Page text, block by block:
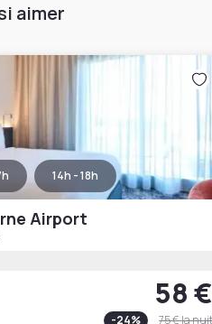
aimer
14h - 18h
Airport
58
-24% 75 €la